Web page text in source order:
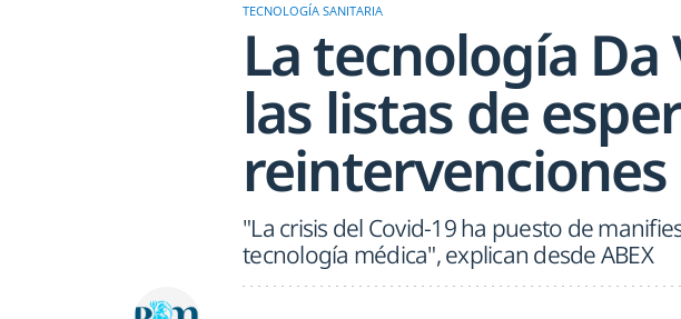
TECNOLOGÍA SANITARIA
La tecnología
las listas de
reintervenciones
"La crisis del Covid-19 ha puesto de
tecnología médica", explican desde ABEX